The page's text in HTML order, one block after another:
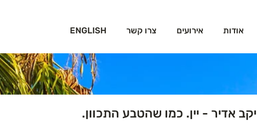
אודות אירועים צרו קשר ENGLISH
יקב אדיר - יין. כמו שהטבע התכוון.